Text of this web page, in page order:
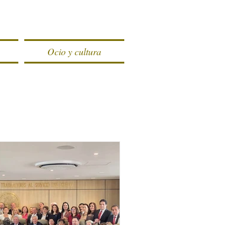
Ocio y cultura